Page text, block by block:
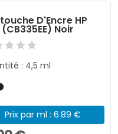
D'Encre HP
Noir
: 4,5 ml
Prix par ml : 6.89 €